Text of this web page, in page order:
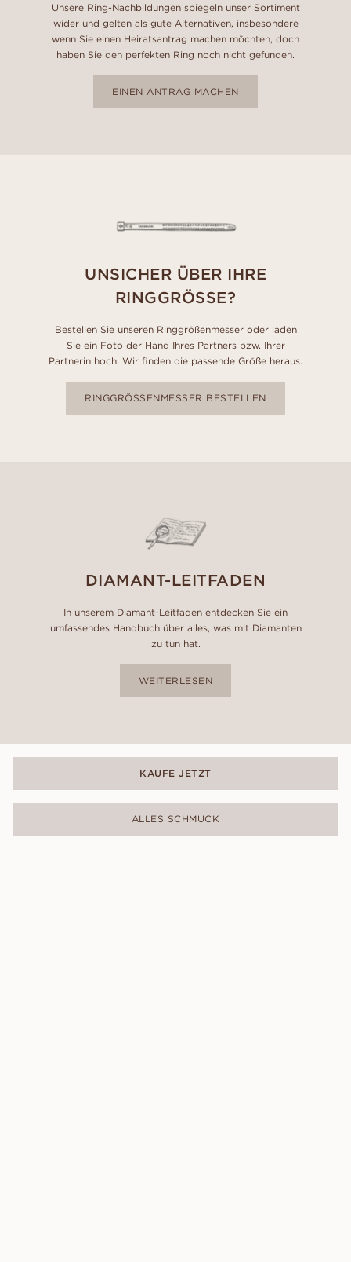
Unsere Ring-Nachbildungen spiegeln unser Sortiment
wider und gelten als gute Alternativen, insbesondere
wenn Sie einen Heiratsantrag machen möchten, doch
haben Sie den perfekten Ring noch nicht gefunden.
EINEN ANTRAG MACHEN
UNSICHER ÜBER IHRE
RINGGRÖSSE?
Bestellen Sie unseren Ringgrößenmesser oder laden
Sie ein Foto der Hand Ihres Partners bzw. Ihrer
Partnerin hoch. Wir finden die passende Größe heraus.
RINGGRÖSSENMESSER BESTELLEN
DIAMANT-LEITFADEN
In unserem Diamant-Leitfaden entdecken Sie ein
umfassendes Handbuch über alles, was mit Diamanten
zu tun hat.
WEITERLESEN
KAUFE JETZT
ALLES SCHMUCK